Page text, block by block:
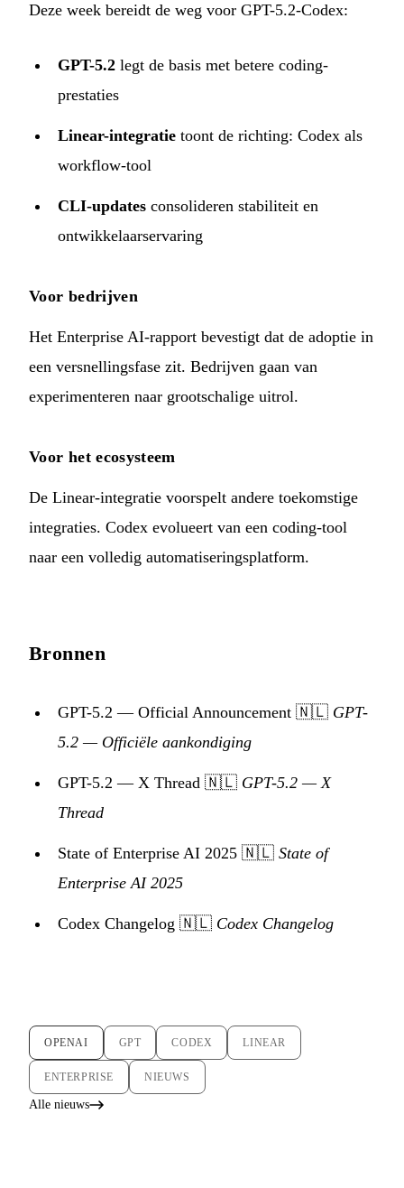
Deze week bereidt de weg voor GPT-5.2-Codex:
GPT-5.2 legt de basis met betere coding-
prestaties
Linear-integratie toont de richting: Codex als
workflow-tool
CLI-updates consolideren stabiliteit en
ontwikkelaarservaring
Voor bedrijven
Het Enterprise AI-rapport bevestigt dat de adoptie in
een versnellingsfase zit. Bedrijven gaan van
experimenteren naar grootschalige uitrol.
Voor het ecosysteem
De Linear-integratie voorspelt andere toekomstige
integraties. Codex evolueert van een coding-tool
naar een volledig automatiseringsplatform.
Bronnen
GPT-5.2 — Official Announcement 🇳🇱 GPT-
5.2 — Officiële aankondiging
GPT-5.2 — X Thread 🇳🇱 GPT-5.2 — X
Thread
State of Enterprise AI 2025 🇳🇱 State of
Enterprise AI 2025
Codex Changelog 🇳🇱 Codex Changelog
OPENAI GPT CODEX LINEAR
ENTERPRISE NIEUWS
Alle nieuws